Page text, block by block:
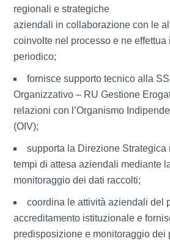
regionali e strategiche
aziendali in collaborazione con le
coinvolte nel processo e ne
periodico;
fornisce supporto tecnico alla
Organizzativo – RU Gestione
relazioni con l’Organismo
(OIV);
supporta la Direzione Strategica
tempi di attesa aziendali mediante
monitoraggio dei dati raccolti;
coordina le attività aziendali del
accreditamento istituzionale e
predisposizione e monitoraggio dei